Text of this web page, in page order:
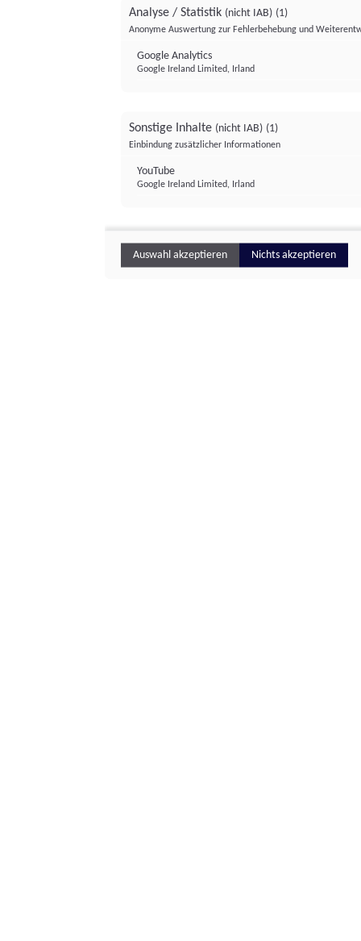
Analyse / Statistik (nicht IAB) (1)
Anonyme Auswertung zur Fehlerbehebung und
Google Analytics
Google Ireland Limited, Irland
Sonstige Inhalte (nicht IAB) (1)
Einbindung zusätzlicher Informationen
YouTube
Google Ireland Limited, Irland
Auswahl akzeptieren Nichts akzeptieren